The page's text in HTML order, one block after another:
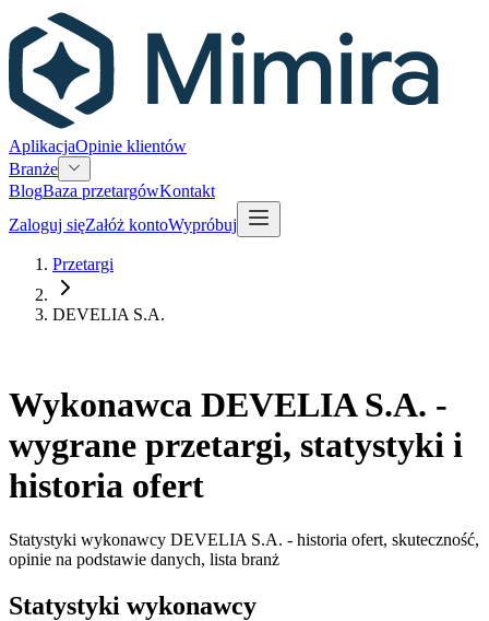
AplikacjaOpinie klientów
Branże
BlogBaza przetargówKontakt
Zaloguj sięZałóż kontoWypróbuj
Przetargi
DEVELIA S.A.
Wykonawca DEVELIA S.A. -
wygrane przetargi, statystyki i
historia ofert
Statystyki wykonawcy DEVELIA S.A. - historia ofert, skuteczność,
opinie na podstawie danych, lista branż
Statystyki wykonawcy